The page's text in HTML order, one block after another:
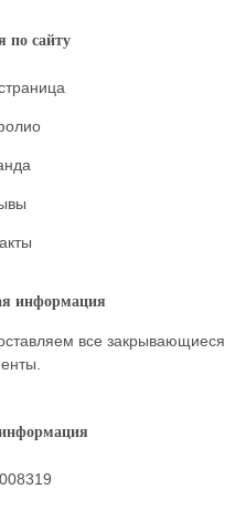
по сайту
информация
все закрывающиеся